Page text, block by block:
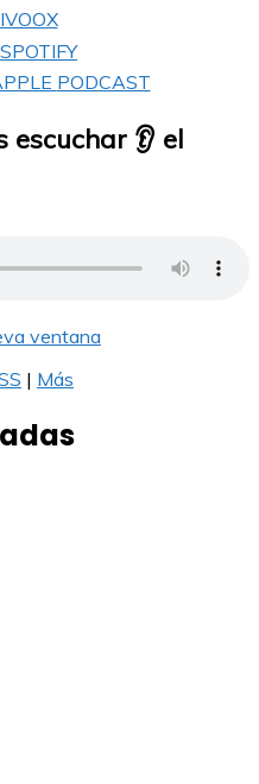
IVOOX
SPOTIFY
PODCAST
escuchar 👂 el
ventana
| Más